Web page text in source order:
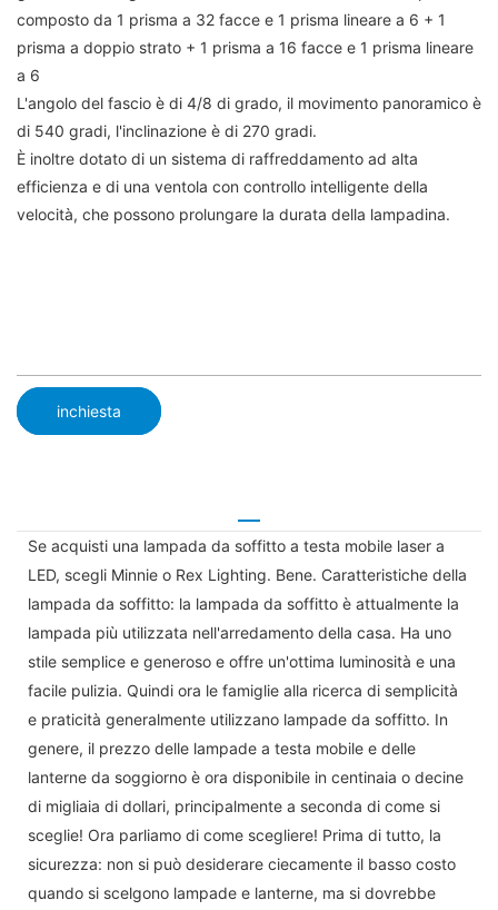
composto da 1 prisma a 32 facce e 1 prisma lineare a 6 + 1
prisma a doppio strato + 1 prisma a 16 facce e 1 prisma lineare
a 6
L'angolo del fascio è di 4/8 di grado, il movimento panoramico è
di 540 gradi, l'inclinazione è di 270 gradi.
È inoltre dotato di un sistema di raffreddamento ad alta
efficienza e di una ventola con controllo intelligente della
velocità, che possono prolungare la durata della lampadina.
inchiesta
Se acquisti una lampada da soffitto a testa mobile laser a
LED, scegli Minnie o Rex Lighting. Bene. Caratteristiche della
lampada da soffitto: la lampada da soffitto è attualmente la
lampada più utilizzata nell'arredamento della casa. Ha uno
stile semplice e generoso e offre un'ottima luminosità e una
facile pulizia. Quindi ora le famiglie alla ricerca di semplicità
e praticità generalmente utilizzano lampade da soffitto. In
genere, il prezzo delle lampade a testa mobile e delle
lanterne da soggiorno è ora disponibile in centinaia o decine
di migliaia di dollari, principalmente a seconda di come si
sceglie! Ora parliamo di come scegliere! Prima di tutto, la
sicurezza: non si può desiderare ciecamente il basso costo
quando si scelgono lampade e lanterne, ma si dovrebbe